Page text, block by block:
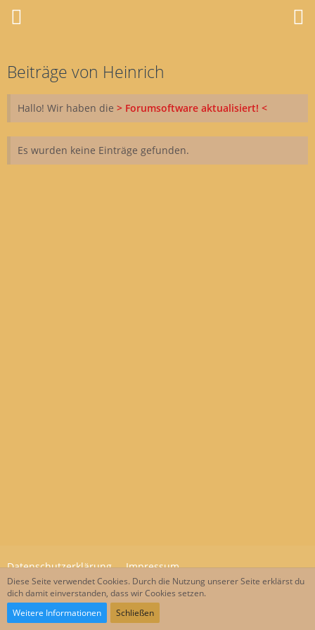
Beiträge von Heinrich
Hallo! Wir haben die > Forumsoftware aktualisiert! <
Es wurden keine Einträge gefunden.
Datenschutzerklärung Impressum
Community-Software:
Diese Seite verwendet Cookies. Durch die Nutzung unserer Seite erklärst du
dich damit einverstanden, dass wir Cookies setzen.
Weitere Informationen
Schließen